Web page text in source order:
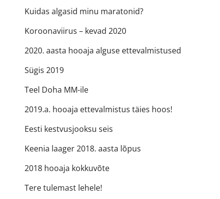
Kuidas algasid minu maratonid?
Koroonaviirus – kevad 2020
2020. aasta hooaja alguse ettevalmistused
Sügis 2019
Teel Doha MM-ile
2019.a. hooaja ettevalmistus täies hoos!
Eesti kestvusjooksu seis
Keenia laager 2018. aasta lõpus
2018 hooaja kokkuvõte
Tere tulemast lehele!